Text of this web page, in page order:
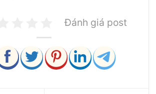
Đánh giá post